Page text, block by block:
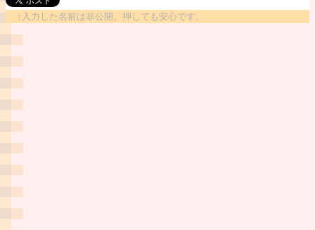
↑入力した名前は非公開。押しても安心です。